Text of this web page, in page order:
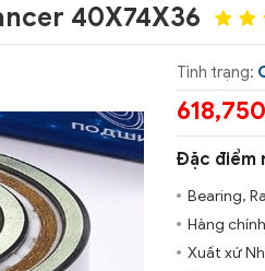
40X74X36
Tình trạng:
Đặc điểm
Bearing,
Hàng
Xuất xứ